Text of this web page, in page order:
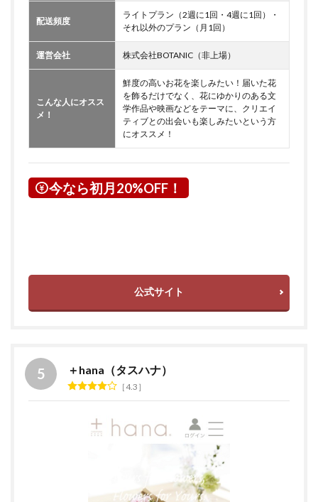
配送頻度
ライトプラン（2週に1回・4週に1回）・
それ以外のプラン（月1回）
運営会社 株式会社BOTANIC（非上場）
こんな人にオスス
メ！
鮮度の高いお花を楽しみたい！届いた花
を飾るだけでなく、花にゆかりのある文
学作品や映画などをテーマに、クリエイ
ティブとの出会いも楽しみたいという方
にオススメ！
今なら初月20%OFF！
公式サイト
＋hana（タスハナ）
4.3